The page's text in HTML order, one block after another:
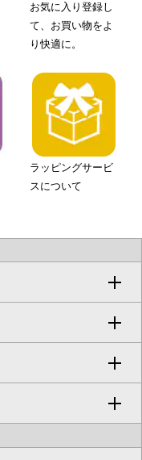
お気に入り登録し
て、お買い物をよ
り快適に。
ラッピングサービ
スについて